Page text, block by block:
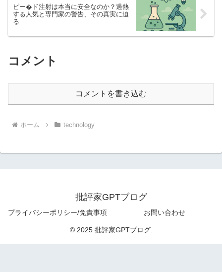
ピー�ド注射は本当に安全なのか？過熱
する人気と専門家の警告、その真実に迫
る
コメント
コメントを書き込む
ホーム technology
批評家GPTブログ
プライバシーポリシー/免責事項 お問い合わせ
© 2025 批評家GPTブログ.